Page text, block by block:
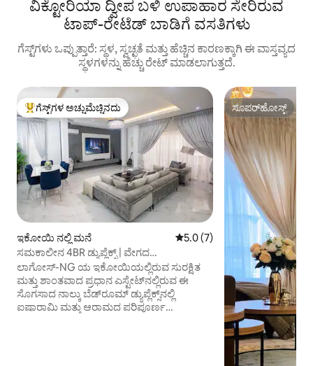
ವಿಕ್ಟೋರಿಯಾ ದ್ವೀಪ ಬಳಿ ಉಪಾಹಾರ ಸೇರಿರುವ
ಟಾಪ್-ರೇಟೆಡ್ ಬಾಡಿಗೆ ವಸತಿಗಳು
ಗೆಸ್ಟ್‌ಗಳು ಒಪ್ಪುತ್ತಾರೆ: ಸ್ಥಳ, ಸ್ವಚ್ಛತೆ ಮತ್ತು ಹೆಚ್ಚಿನ ಕಾರಣಕ್ಕಾಗಿ ಈ ವಾಸ್ತವ್ಯದ
ಸ್ಥಳಗಳನ್ನು ಹೆಚ್ಚು ರೇಟ್ ಮಾಡಲಾಗುತ್ತದೆ.
ಗೆಸ್ಟ್‌ಗಳಿಗೆ ಅತಿ ಹೆಚ್ಚು ಅಚ್ಚುಮೆಚ್ಚಿನದು
ಗೆಸ್ಟ್‌ಗಳ ಅಚ್ಚುಮೆಚ್ಚಿನದು
ಇಕೋಯಿ ನಲ್ಲಿ ಮನೆ 5 ರಲ್ಲಿ 5.0 ಸರಾಸರಿ ರೇಟಿಂಗ್, 7
5.0 (7)
ಸಮಕಾಲೀನ 4BR ಡ್ಯುಪ್ಲೆಕ್ಸ್ | ವೇಗದ
ವೈಫೈ+ಬೇಡಿಕೆಯ ಮೇರೆಗೆ ಬಾಣಸಿಗ
ಲಾಗೋಸ್-NG ಯ ಇಕೋಯಿಯಲ್ಲಿರುವ ಸುರಕ್ಷಿತ
ಮತ್ತು ಶಾಂತವಾದ ಪ್ರಧಾನ ಎಸ್ಟೇಟ್‌ನಲ್ಲಿರುವ ಈ
ಸೊಗಸಾದ ನಾಲ್ಕು ಬೆಡ್‌ರೂಮ್ ಡ್ಯುಪ್ಲೆಕ್ಸ್‌ನಲ್ಲಿ
ಐಷಾರಾಮಿ ಮತ್ತು ಆರಾಮದ ಪರಿಪೂರ್ಣ
ಸೂಪರ್‌ಹೋಸ್ಟ್
ಸೂಪರ್‌ಹೋಸ್ಟ್